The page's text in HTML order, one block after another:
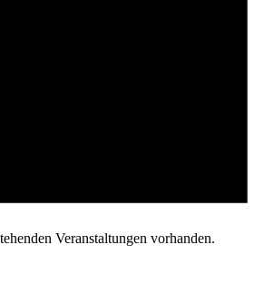
Veranstaltungen vorhanden.